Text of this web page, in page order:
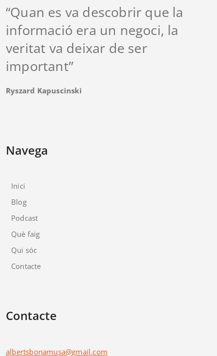
“Quan es va descobrir que la
informació era un negoci, la
veritat va deixar de ser
important”
Ryszard Kapuscinski
Navega
Inici
Blog
Podcast
Què faig
Qui sóc
Contacte
Contacte
albertsbonamusa@gmail.com